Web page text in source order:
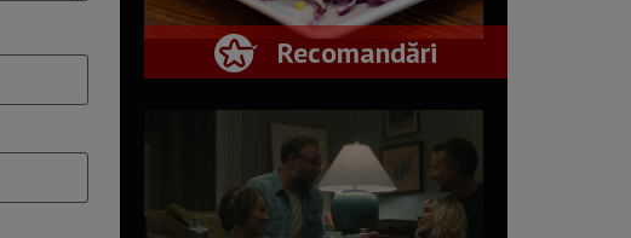
Recomandări